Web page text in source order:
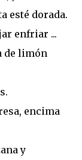
esté dorada.
enfriar ...
de limón
encima
y